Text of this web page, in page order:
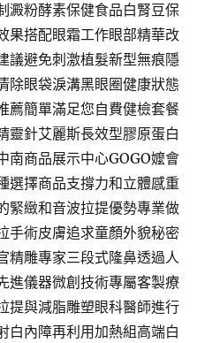
澱粉酵素保健食品白腎豆保
果搭配眼霜工作眼部精華改
議避免刺激植髮新型無痕隱
除眼袋淚溝黑眼圈健康狀態
薦簡單滿足您自費健檢套餐
靈針艾麗斯長效型膠原蛋白
南商品展示中心GOGO嬤會
選擇商品支撐力和立體感重
緊緻和音波拉提優勢專業做
手術皮膚追求童顏外貌秘密
精雕專家三段式隆鼻透過人
進儀器微創技術專屬客製療
提與減脂雕塑眼科醫師進行
白內障再利用加熱組高端白